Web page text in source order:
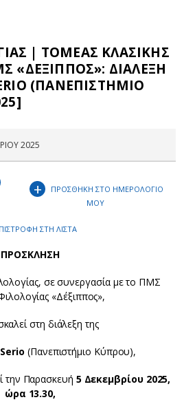
| ΤΟΜΕΑΣ ΚΛΑΣΙΚΗΣ
«ΔΕΞΙΠΠΟΣ»: ΔΙΑΛΕΞΗ
(ΠΑΝΕΠΙΣΤΗΜΙΟ
2025
+
ΠΡΟΣΘΗΚΗ ΣΤΟ ΗΜΕΡΟΛΟΓΙΟ
ΜΟΥ
ΣΤΗ ΛΙΣΤΑ
ΠΡΟΣΚΛΗΣΗ
σε συνεργασία με το ΠΜΣ
«Δέξιππος»,
στη διάλεξη της
(Πανεπιστήμιο Κύπρου),
την Παρασκευή 5 Δεκεμβρίου2025,
ώρα 13.30,